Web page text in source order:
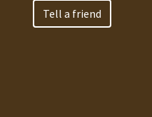
Tell a friend